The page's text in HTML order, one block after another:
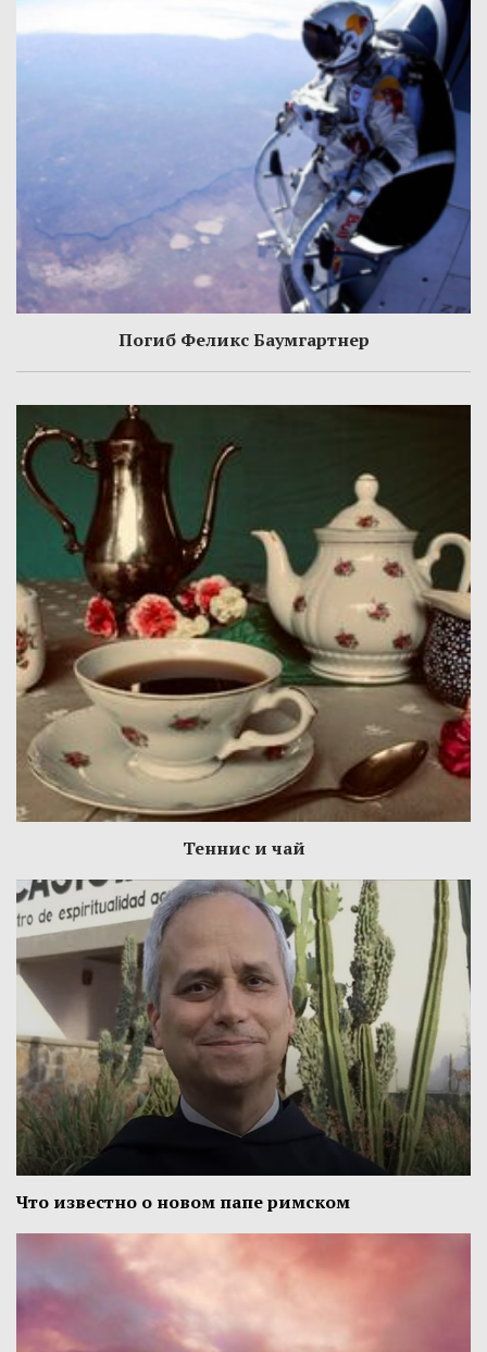
Погиб Феликс Баумгартнер
Теннис и чай
Что известно о новом папе римском